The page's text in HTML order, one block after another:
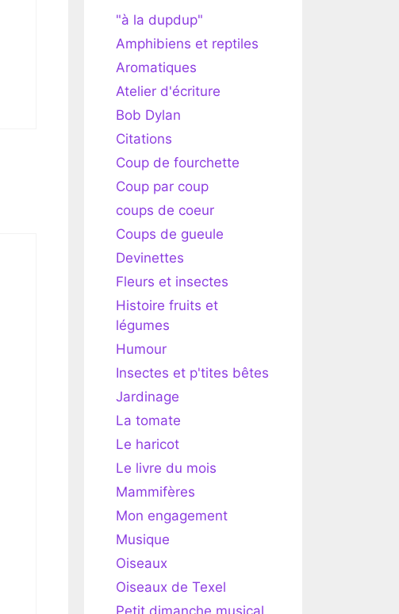
"à la dupdup"
Amphibiens et reptiles
Aromatiques
Atelier d'écriture
Bob Dylan
Citations
Coup de fourchette
Coup par coup
coups de coeur
Coups de gueule
Devinettes
Fleurs et insectes
Histoire fruits et
légumes
Humour
Insectes et p'tites bêtes
Jardinage
La tomate
Le haricot
Le livre du mois
Mammifères
Mon engagement
Musique
Oiseaux
Oiseaux de Texel
Petit dimanche musical